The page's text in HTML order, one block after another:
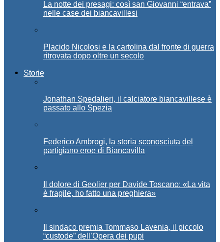
La notte dei presagi: così san Giovanni “entrava”
nelle case dei biancavillesi
Placido Nicolosi e la cartolina dal fronte di guerra
ritrovata dopo oltre un secolo
Storie
Jonathan Spedalieri, il calciatore biancavillese è
passato allo Spezia
Federico Ambrogi, la storia sconosciuta del
partigiano eroe di Biancavilla
Il dolore di Geolier per Davide Toscano: «La vita
è fragile, ho fatto una preghiera»
Il sindaco premia Tommaso Lavenia, il piccolo
“custode” dell’Opera dei pupi